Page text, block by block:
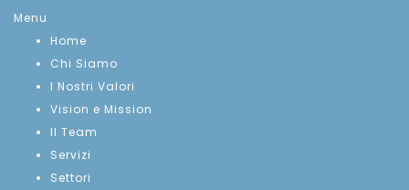
Menu
Home
Chi Siamo
I Nostri Valori
Vision e Mission
Il Team
Servizi
Settori